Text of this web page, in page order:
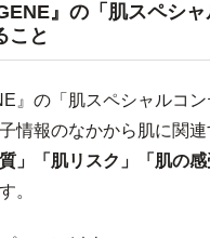
』の「肌スペシャ
こと
』の「肌スペシャルコ
情報のなかから肌に関
質」「肌リスク」「肌の感
。